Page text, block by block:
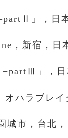
」，日
，新宿，日
」，日
ハラブレイ
城市，台北